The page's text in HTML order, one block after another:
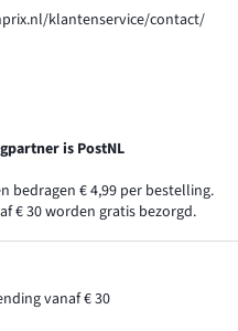
klantenservice/contact/
is PostNL
bedragen € 4,99 per bestelling.
€ 30 worden gratis bezorgd.
vanaf € 30